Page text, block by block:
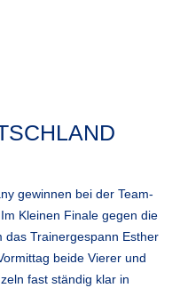
gewinnen bei der Team-
Kleinen Finale gegen die
das Trainergespann Esther
beide Vierer und
fast ständig klar in